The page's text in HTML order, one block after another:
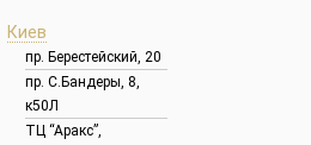
Киев
пр. Берестейский, 20
пр. С.Бандеры, 8,
к50Л
ТЦ “Аракс”,